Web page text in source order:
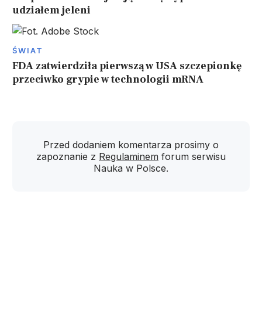
udziałem jeleni
ŚWIAT
FDA zatwierdziła pierwszą w USA szczepionkę
przeciwko grypie w technologii mRNA
Przed dodaniem komentarza prosimy o
zapoznanie z Regulaminem forum serwisu
Nauka w Polsce.